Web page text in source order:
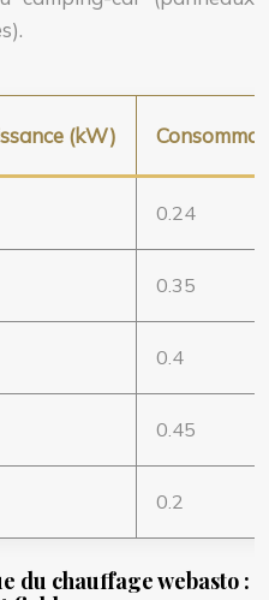
(kW)
0.24
0.35
0.4
0.45
0.2
du chauffage webasto :